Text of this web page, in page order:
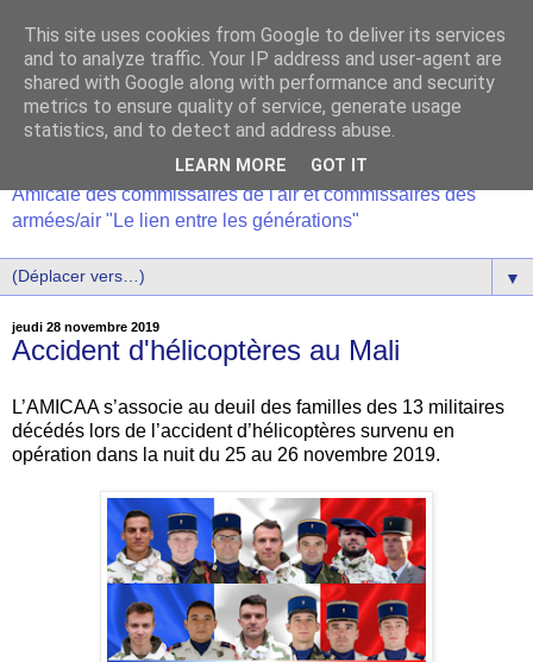
Amicale des commissaires de l'air et commissaires des
armées/air "Le lien entre les générations"
▼
jeudi 28 novembre 2019
Accident d'hélicoptères au Mali
L’AMICAA s’associe au deuil des familles des 13 militaires
décédés lors de l’accident d’hélicoptères survenu en
opération dans la nuit du 25 au 26 novembre 2019.
This site uses cookies from Google to deliver its services
and to analyze traffic. Your IP address and user-agent are
shared with Google along with performance and security
metrics to ensure quality of service, generate usage
statistics, and to detect and address abuse.
LEARN MORE GOT IT